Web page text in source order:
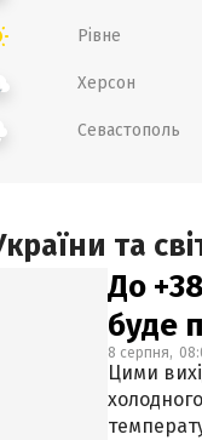
Рівне
Херсон
Севастополь
та
До
буде
8 серпня,
Цими